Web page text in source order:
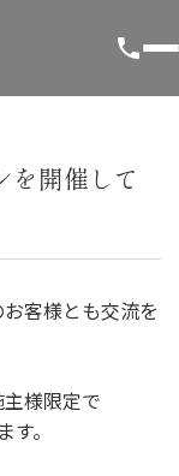
開催して
客様とも交流を
様限定で
。